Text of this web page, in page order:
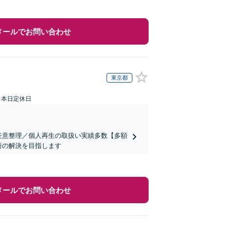
ールでお問い合わせ
東京都
日定休日
整理／個人再生の取扱い実績多数【多額
解決を目指します
ールでお問い合わせ